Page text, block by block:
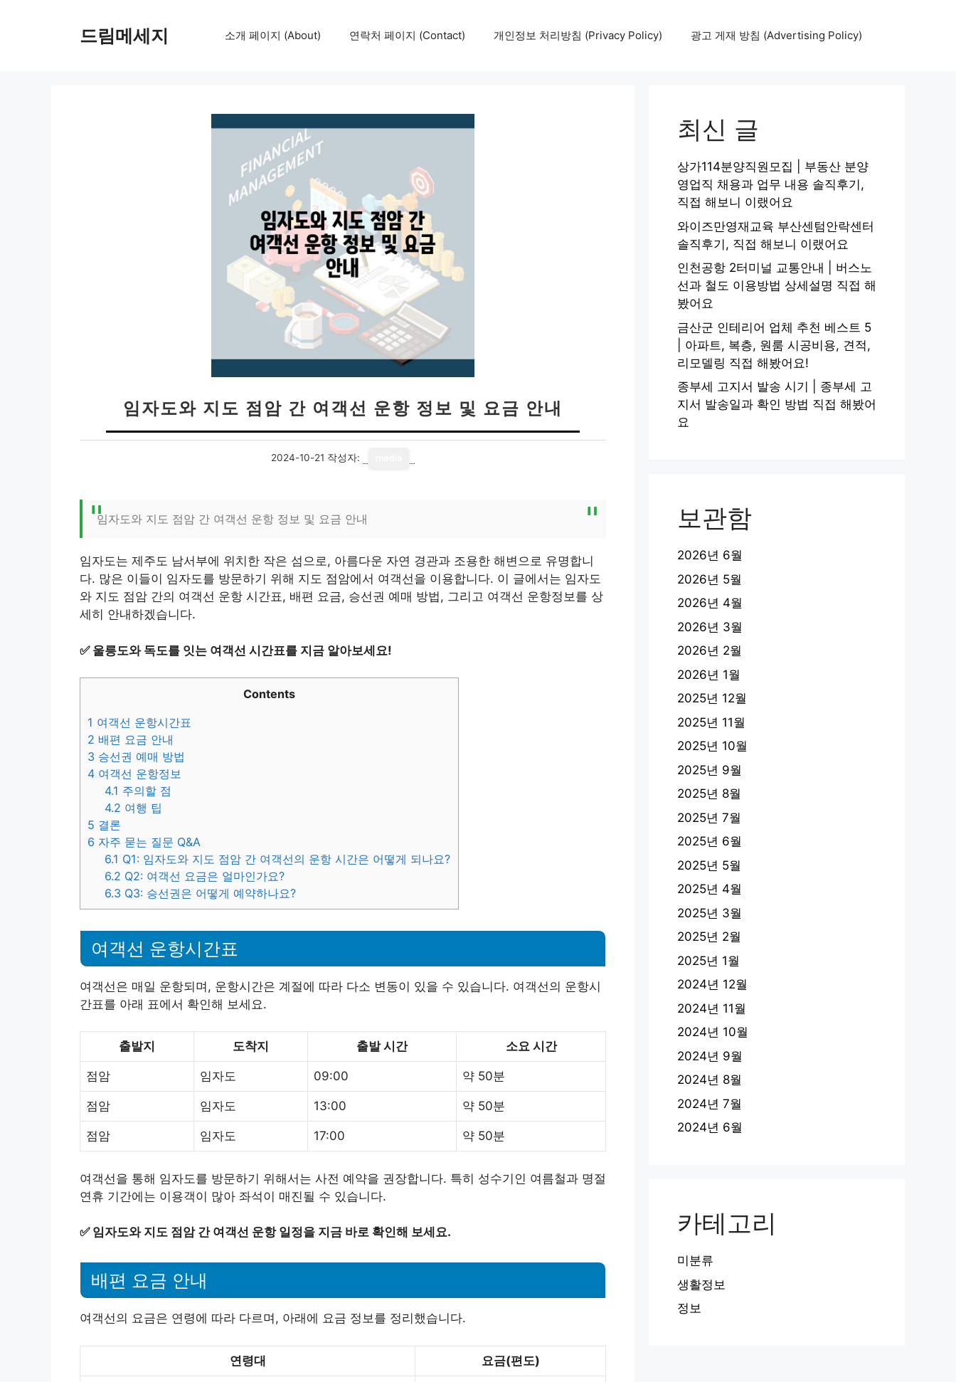
드림메세지 소개 페이지 (About) 연락처 페이지 (Contact) 개인정보 처리방침 (Privacy Policy) 광고 게재 방침 (Advertising Policy)
임자도와 지도 점암 간 여객선 운항 정보 및 요금 안내
2024-10-21 작성자:
임자도와 지도 점암 간 여객선 운항 정보 및 요금 안내
임자도는 제주도 남서부에 위치한 작은 섬으로, 아름다운 자연 경관과 조용한 해변으로 유명합니
다. 많은 이들이 임자도를 방문하기 위해 지도 점암에서 여객선을 이용합니다. 이 글에서는 임자도
와 지도 점암 간의 여객선 운항 시간표, 배편 요금, 승선권 예매 방법, 그리고 여객선 운항정보를 상
세히 안내하겠습니다.
✅ 울릉도와 독도를 잇는 여객선 시간표를 지금 알아보세요!
Contents
1 여객선 운항시간표
2 배편 요금 안내
3 승선권 예매 방법
4 여객선 운항정보
4.1 주의할 점
4.2 여행 팁
5 결론
6 자주 묻는 질문 Q&A
6.1 Q1: 임자도와 지도 점암 간 여객선의 운항 시간은 어떻게 되나요?
6.2 Q2: 여객선 요금은 얼마인가요?
6.3 Q3: 승선권은 어떻게 예약하나요?
여객선 운항시간표
여객선은 매일 운항되며, 운항시간은 계절에 따라 다소 변동이 있을 수 있습니다. 여객선의 운항시
간표를 아래 표에서 확인해 보세요.
출발지 도착지 출발 시간 소요 시간
점암 임자도 09:00 약 50분
점암 임자도 13:00 약 50분
점암 임자도 17:00 약 50분
여객선을 통해 임자도를 방문하기 위해서는 사전 예약을 권장합니다. 특히 성수기인 여름철과 명절
연휴 기간에는 이용객이 많아 좌석이 매진될 수 있습니다.
✅ 임자도와 지도 점암 간 여객선 운항 일정을 지금 바로 확인해 보세요.
배편 요금 안내
여객선의 요금은 연령에 따라 다르며, 아래에 요금 정보를 정리했습니다.
연령대 요금(편도)
최신 글
상가114분양직원모집 | 부동산 분양
영업직 채용과 업무 내용 솔직후기,
직접 해보니 이랬어요
와이즈만영재교육 부산센텀안락센터
솔직후기, 직접 해보니 이랬어요
인천공항 2터미널 교통안내 | 버스노
선과 철도 이용방법 상세설명 직접 해
봤어요
금산군 인테리어 업체 추천 베스트 5
| 아파트, 복층, 원룸 시공비용, 견적,
리모델링 직접 해봤어요!
종부세 고지서 발송 시기 | 종부세 고
지서 발송일과 확인 방법 직접 해봤어
요
보관함
2026년 6월
2026년 5월
2026년 4월
2026년 3월
2026년 2월
2026년 1월
2025년 12월
2025년 11월
2025년 10월
2025년 9월
2025년 8월
2025년 7월
2025년 6월
2025년 5월
2025년 4월
2025년 3월
2025년 2월
2025년 1월
2024년 12월
2024년 11월
2024년 10월
2024년 9월
2024년 8월
2024년 7월
2024년 6월
카테고리
미분류
생활정보
정보